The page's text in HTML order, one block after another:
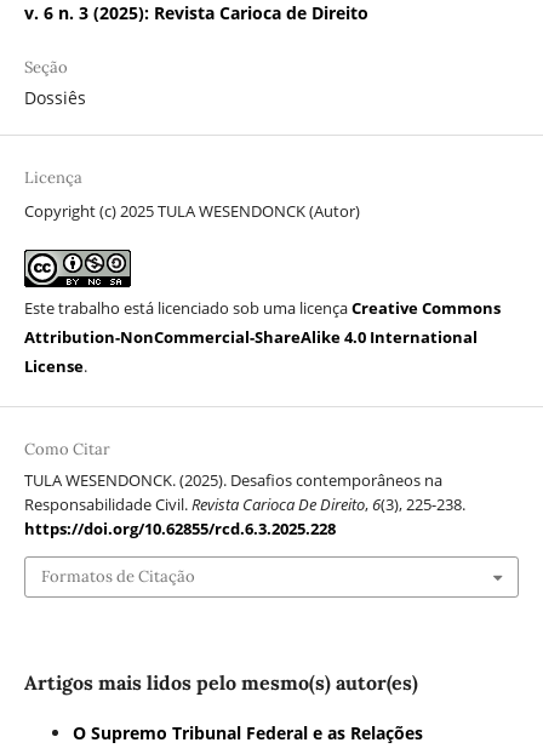
v. 6 n. 3 (2025): Revista Carioca de Direito
Seção
Dossiês
Licença
Copyright (c) 2025 TULA WESENDONCK (Autor)
Este trabalho está licenciado sob uma licençaCreative Commons
Attribution-NonCommercial-ShareAlike 4.0 International
License.
Como Citar
TULA WESENDONCK. (2025). Desafios contemporâneos na
Responsabilidade Civil.Revista Carioca De Direito,6(3), 225-238.
https://doi.org/10.62855/rcd.6.3.2025.228
Formatos de Citação
Artigos mais lidos pelo mesmo(s) autor(es)
O Supremo Tribunal Federal e as Relações